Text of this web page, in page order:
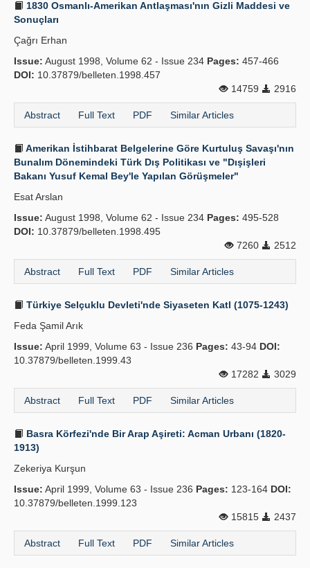
1830 Osmanlı-Amerikan Antlaşması'nın Gizli Maddesi ve
Sonuçları
Çağrı Erhan
Issue: August 1998, Volume 62 - Issue 234 Pages: 457-466
DOI: 10.37879/belleten.1998.457
14759
2916
Abstract Full Text PDF Similar Articles
Amerikan İstihbarat Belgelerine Göre Kurtuluş Savaşı'nın
Bunalım Dönemindeki Türk Dış Politikası ve "Dışişleri
Bakanı Yusuf Kemal Bey'le Yapılan Görüşmeler"
Esat Arslan
Issue: August 1998, Volume 62 - Issue 234 Pages: 495-528
DOI: 10.37879/belleten.1998.495
7260
2512
Abstract Full Text PDF Similar Articles
Türkiye Selçuklu Devleti'nde Siyaseten Katl (1075-1243)
Feda Şamil Arık
Issue: April 1999, Volume 63 - Issue 236 Pages: 43-94 DOI:
10.37879/belleten.1999.43
17282
3029
Abstract Full Text PDF Similar Articles
Basra Körfezi'nde Bir Arap Aşireti: Acman Urbanı (1820-
1913)
Zekeriya Kurşun
Issue: April 1999, Volume 63 - Issue 236 Pages: 123-164 DOI:
10.37879/belleten.1999.123
15815
2437
Abstract Full Text PDF Similar Articles